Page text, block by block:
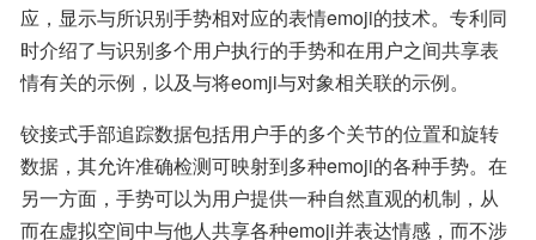
应，显示与所识别手势相对应的表情emoji的技术。专利同
时介绍了与识别多个用户执行的手势和在用户之间共享表
情有关的示例，以及与将eomji与对象相关联的示例。
铰接式手部追踪数据包括用户手的多个关节的位置和旋转
数据，其允许准确检测可映射到多种emoji的各种手势。在
另一方面，手势可以为用户提供一种自然直观的机制，从
而在虚拟空间中与他人共享各种emoji并表达情感，而不涉